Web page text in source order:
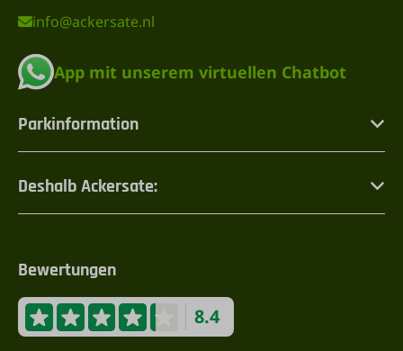
info@ackersate.nl
App mit unserem virtuellen Chatbot
Parkinformation
Deshalb Ackersate:
Bewertungen
8.4